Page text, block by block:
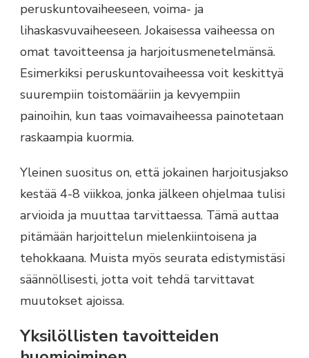
peruskuntovaiheeseen, voima- ja
lihaskasvuvaiheeseen. Jokaisessa vaiheessa on
omat tavoitteensa ja harjoitusmenetelmänsä.
Esimerkiksi peruskuntovaiheessa voit keskittyä
suurempiin toistomääriin ja kevyempiin
painoihin, kun taas voimavaiheessa painotetaan
raskaampia kuormia.
Yleinen suositus on, että jokainen harjoitusjakso
kestää 4-8 viikkoa, jonka jälkeen ohjelmaa tulisi
arvioida ja muuttaa tarvittaessa. Tämä auttaa
pitämään harjoittelun mielenkiintoisena ja
tehokkaana. Muista myös seurata edistymistäsi
säännöllisesti, jotta voit tehdä tarvittavat
muutokset ajoissa.
Yksilöllisten tavoitteiden